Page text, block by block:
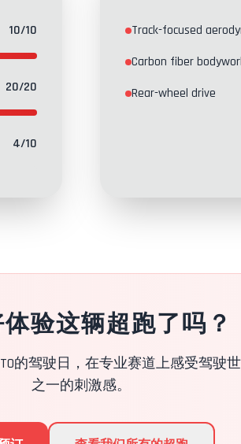
10/10
20/20
4/10
Track-focused
Carbon fiber
Rear-wheel drive
验这辆超跑了吗？
的驾驶日，在专业赛道上感受驾驶
之一的刺激感。